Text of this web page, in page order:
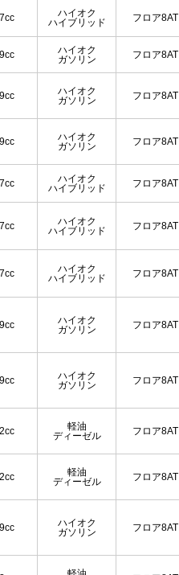
ハイオク
ハイブリッド
フロア8AT
ハイオク
ガソリン
フロア8AT
ハイオク
ガソリン
フロア8AT
ハイオク
ガソリン
フロア8AT
ハイオク
ハイブリッド
フロア8AT
ハイオク
ハイブリッド
フロア8AT
ハイオク
ハイブリッド
フロア8AT
ハイオク
ガソリン
フロア8AT
ハイオク
ガソリン
フロア8AT
軽油
ディーゼル
フロア8AT
軽油
ディーゼル
フロア8AT
ハイオク
ガソリン
フロア8AT